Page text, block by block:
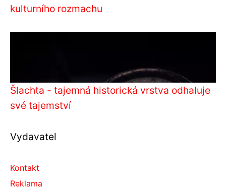
kulturního rozmachu
Šlachta - tajemná historická vrstva odhaluje
své tajemství
Vydavatel
Kontakt
Reklama